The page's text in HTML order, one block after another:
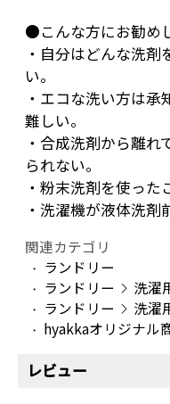
●こんな方にお勧め
・自分はどんな洗
い。
・エコな洗い方は
難しい。
・合成洗剤から離
られない。
・粉末洗剤を使った
・洗濯機が液体洗剤
関連カテゴリ
ランドリー
ランドリー
洗濯
ランドリー
洗濯
hyakkaオリジナル
レビュー